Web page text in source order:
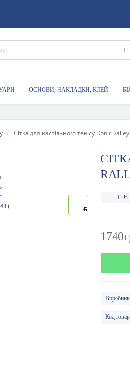
ОСНОВИ, НАКЛАДКИ, КЛЕЙ
Сітка для настільного тенісу Donic
6
Є
Код